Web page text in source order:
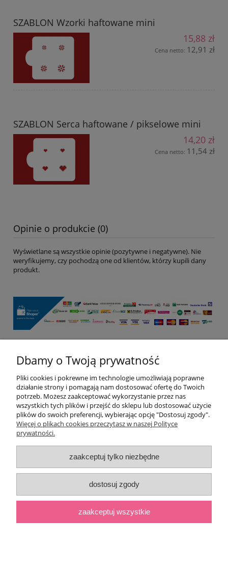
SZABLON Wzorki haftowane mini
15,88 zł
Cena netto: 12,91 zł
SZABLON Serca haftowane / pikselowe mini
14,20 zł
Cena netto: 11,54 zł
Opinie o produkcie (0)
Wyświetlane są wszystkie opinie (pozytywne i negatywne). Nie
weryfikujemy, czy pochodzą one od klientów, którzy kupili dany
produkt.
Pomoc
Moje konto
Płatności i dostawa
O nas
pokaż pełną wersję strony
Sklep internetowy Shoper.pl
Dbamy o Twoją prywatność
Pliki cookies i pokrewne im technologie umożliwiają poprawne
działanie strony i pomagają nam dostosować ofertę do Twoich
potrzeb. Możesz zaakceptować wykorzystanie przez nas
wszystkich tych plików i przejść do sklepu lub dostosować użycie
plików do swoich preferencji, wybierając opcję "Dostosuj zgody".
Więcej o plikach cookies przeczytasz w naszej Polityce
prywatności.
zaakceptuj tylko niezbędne
dostosuj zgody
zaakceptuj wszystkie